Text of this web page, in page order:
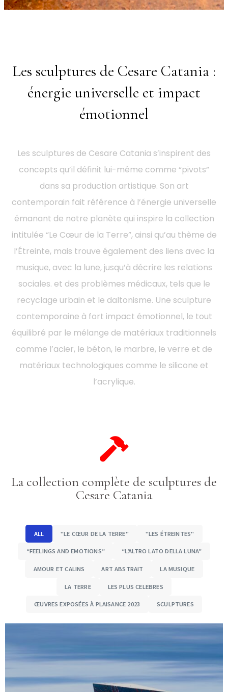
Les sculptures de Cesare Catania :
énergie universelle et impact
émotionnel
Les sculptures de Cesare Catania s’inspirent des
concepts qu’il définit lui-même comme “pivots”
dans sa production artistique. Son art
contemporain fait référence à l’énergie universelle
émanant de notre planète qui inspire la collection
intitulée “Le Cœur de la Terre”, ainsi qu’au thème de
l’Étreinte, mais trouve également des liens avec la
musique, avec la lune, jusqu’à décrire les relations
sociales. et des problèmes médicaux, tels que le
recyclage urbain et le daltonisme. Une sculpture
contemporaine à fort impact émotionnel, le tout
équilibré par le mélange de matériaux traditionnels
comme l’acier, le béton, le marbre, le verre et de
matériaux technologiques comme le silicone et
l’acrylique.
La collection complète de sculptures de
Cesare Catania
ALL "LE CŒUR DE LA TERRE" "LES ÉTREINTES"
“FEELINGS AND EMOTIONS” “L’ALTRO LATO DELLA LUNA”
AMOUR ET CALINS ART ABSTRAIT LA MUSIQUE
LA TERRE LES PLUS CELEBRES
ŒUVRES EXPOSÉES À PLAISANCE 2023 SCULPTURES